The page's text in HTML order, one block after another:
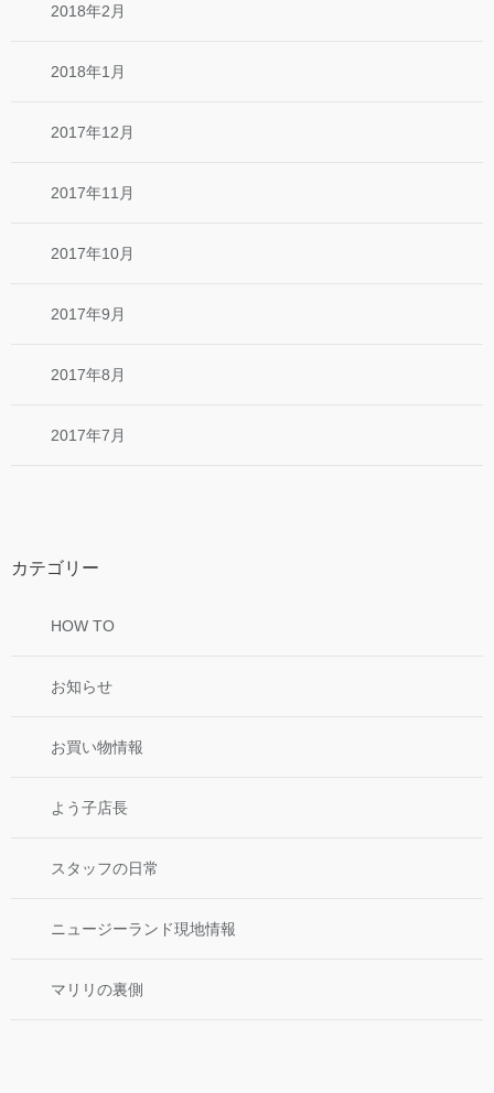
2018年2月
2018年1月
2017年12月
2017年11月
2017年10月
2017年9月
2017年8月
2017年7月
カテゴリー
HOW TO
お知らせ
お買い物情報
よう子店長
スタッフの日常
ニュージーランド現地情報
マリリの裏側